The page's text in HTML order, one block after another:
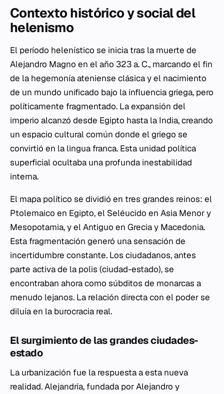
Contexto histórico y social del
helenismo
El período helenístico se inicia tras la muerte de
Alejandro Magno en el año 323 a. C., marcando el fin
de la hegemonía ateniense clásica y el nacimiento
de un mundo unificado bajo la influencia griega, pero
políticamente fragmentado. La expansión del
imperio alcanzó desde Egipto hasta la India, creando
un espacio cultural común donde el griego se
convirtió en la lingua franca. Esta unidad política
superficial ocultaba una profunda inestabilidad
interna.
El mapa político se dividió en tres grandes reinos: el
Ptolemaico en Egipto, el Seléucido en Asia Menor y
Mesopotamia, y el Antiguo en Grecia y Macedonia.
Esta fragmentación generó una sensación de
incertidumbre constante. Los ciudadanos, antes
parte activa de la polis (ciudad-estado), se
encontraban ahora como súbditos de monarcas a
menudo lejanos. La relación directa con el poder se
diluía en la burocracia real.
El surgimiento de las grandes ciudades-
estado
La urbanización fue la respuesta a esta nueva
realidad. Alejandría, fundada por Alejandro y